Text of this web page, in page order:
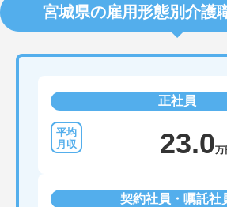
宮城県の雇用形態別介護
正社員
23.0万
契約社員・嘱託社